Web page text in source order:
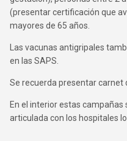
(presentar certificación que
mayores de 65 años.
Las vacunas antigripales
en las SAPS.
Se recuerda presentar carnet
En el interior estas
articulada con los hospitales